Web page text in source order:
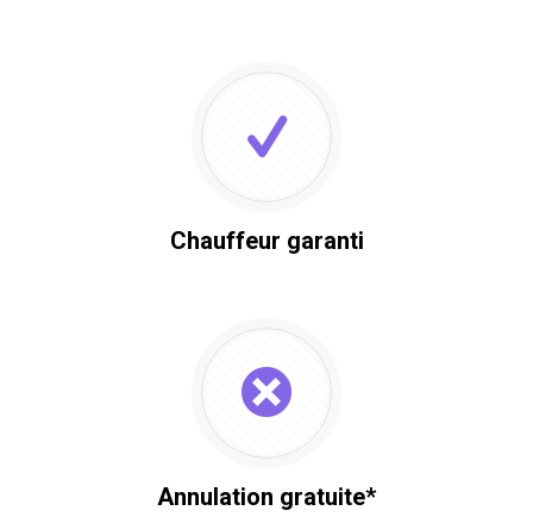
Chauffeur garanti
Annulation gratuite*